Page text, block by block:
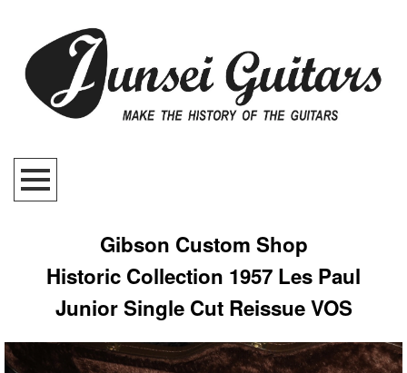
Gibson Custom Shop
Historic Collection 1957 Les Paul
Junior Single Cut Reissue VOS